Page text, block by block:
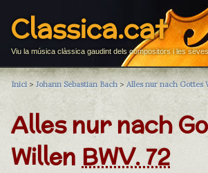
Classica.cat
Viu la música clàssica gaudint dels compositors i les
Inici > Johann Sebastian Bach > Alles nur nach Gottes
Alles nur nach
Willen BWV. 72